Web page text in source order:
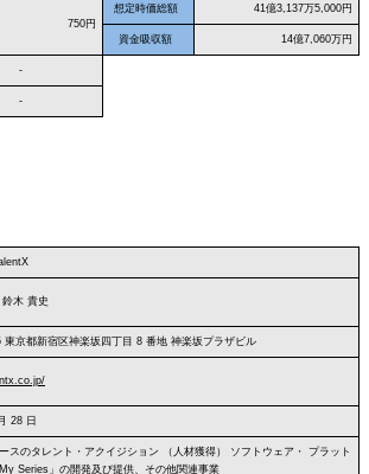
750円
想定時価総額 41億3,137万5,000円
資金吸収額 14億7,060万円
-
-
木 貴史
東京都新宿区神楽坂四丁目 8 番地 神楽坂プラザビル
28 日
スのタレント・アクイジション （人材獲得） ソフトウェア・ プラット
Series」の開発及び提供、その他関連事業